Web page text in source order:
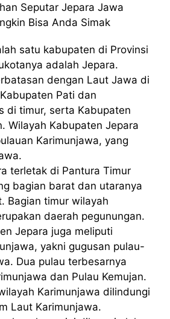
Seputar Jepara Jawa
Bisa Anda Simak
satu kabupaten di Provinsi
adalah Jepara.
dengan Laut Jawa di
Pati dan
di timur, serta Kabupaten
Wilayah Kabupaten Jepara
Karimunjawa, yang
terletak di Pantura Timur
bagian barat dan utaranya
Bagian timur wilayah
daerah pegunungan.
Jepara juga meliputi
yakni gugusan pulau-
Dua pulau terbesarnya
dan Pulau Kemujan.
Karimunjawa dilindungi
Laut Karimunjawa.